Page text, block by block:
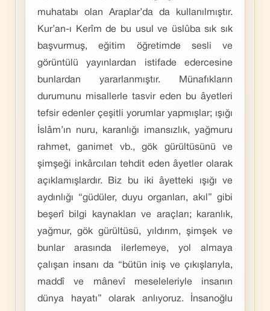
muhatabı olan Araplar’da da kullanılmıştır.
Kur’an-ı Kerîm de bu usul ve üslûba sık sık
başvurmuş, eğitim öğretimde sesli ve
görüntülü yayınlardan istifade edercesine
bunlardan yararlanmıştır. Münafıkların
durumunu misallerle tasvir eden bu âyetleri
tefsir edenler çeşitli yorumlar yapmışlar; ışığı
İslâm’ın nuru, karanlığı imansızlık, yağmuru
rahmet, ganimet vb., gök gürültüsünü ve
şimşeği inkârcıları tehdit eden âyetler olarak
açıklamışlardır. Biz bu iki âyetteki ışığı ve
aydınlığı “güdüler, duyu organları, akıl” gibi
beşerî bilgi kaynakları ve araçları; karanlık,
yağmur, gök gürültüsü, yıldırım, şimşek ve
bunlar arasında ilerlemeye, yol almaya
çalışan insanı da “bütün iniş ve çıkışlarıyla,
maddî ve mânevî meseleleriyle insanın
dünya hayatı” olarak anlıyoruz. İnsanoğlu